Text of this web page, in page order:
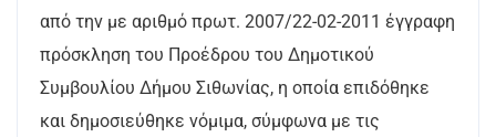
από την με αριθμό πρωτ. 2007/22-02-2011 έγγραφη
πρόσκληση του Προέδρου του Δημοτικού
Συμβουλίου Δήμου Σιθωνίας, η οποία επιδόθηκε
και δημοσιεύθηκε νόμιμα, σύμφωνα με τις